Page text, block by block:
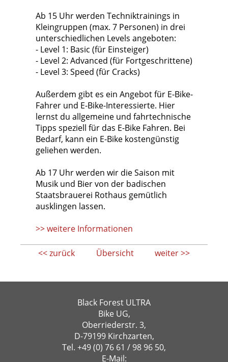
Ab 15 Uhr werden Techniktrainings in
Kleingruppen (max. 7 Personen) in drei
unterschiedlichen Levels angeboten:
- Level 1: Basic (für Einsteiger)
- Level 2: Advanced (für Fortgeschrittene)
- Level 3: Speed (für Cracks)
Außerdem gibt es ein Angebot für E-Bike-
Fahrer und E-Bike-Interessierte. Hier
lernst du allgemeine und fahrtechnische
Tipps speziell für das E-Bike Fahren. Bei
Bedarf, kann ein E-Bike kostengünstig
geliehen werden.
Ab 17 Uhr werden wir die Saison mit
Musik und Bier von der badischen
Staatsbrauerei Rothaus gemütlich
ausklingen lassen.
>> weitere Informationen
<< zurück weiter >>
Übersicht
Black Forest ULTRA
Bike UG,
Oberriederstr. 3,
D-79199 Kirchzarten,
Tel. +49 (0) 76 61 / 98 96 50,
E-Mail: